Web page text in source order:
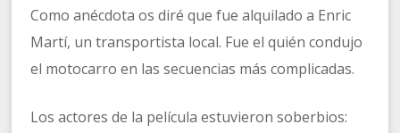
Como anécdota os diré que fue alquilado a Enric
Martí, un transportista local. Fue el quién condujo
el motocarro en las secuencias más complicadas.
Los actores de la película estuvieron soberbios: